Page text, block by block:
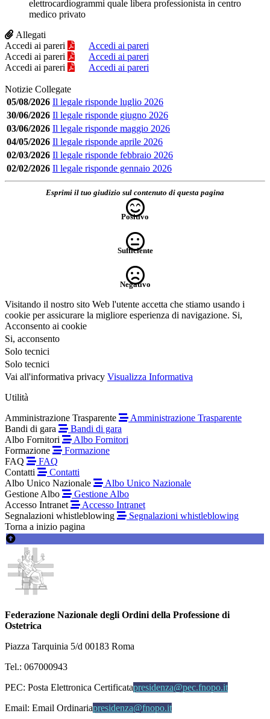
elettrocardiogrammi quale libera professionista in centro
medico privato
Allegati
Accedi ai pareri
Accedi ai pareri
Accedi ai pareri
Accedi ai pareri
Accedi ai pareri
Accedi ai pareri
Notizie Collegate
05/08/2026 Il legale risponde luglio 2026
30/06/2026 Il legale risponde giugno 2026
03/06/2026 Il legale risponde maggio 2026
04/05/2026 Il legale risponde aprile 2026
02/03/2026 Il legale risponde febbraio 2026
02/02/2026 Il legale risponde gennaio 2026
Esprimi il tuo giudizio sul contenuto di questa pagina
Positivo
Sufficiente
Negativo
Visitando il nostro sito Web l'utente accetta che stiamo usando i
cookie per assicurare la migliore esperienza di navigazione. Si,
Acconsento ai cookie
Si, acconsento
Solo tecnici
Solo tecnici
Vai all'informativa privacy Visualizza Informativa
Utilità
Amministrazione Trasparente
Amministrazione Trasparente
Bandi di gara
Bandi di gara
Albo Fornitori
Albo Fornitori
Formazione
Formazione
FAQ
FAQ
Contatti
Contatti
Albo Unico Nazionale
Albo Unico Nazionale
Gestione Albo
Gestione Albo
Accesso Intranet
Accesso Intranet
Segnalazioni whistleblowing
Segnalazioni whistleblowing
Torna a inizio pagina
Federazione Nazionale degli Ordini della Professione di
Ostetrica
Piazza Tarquinia 5/d 00183 Roma
Tel.: 067000943
PEC: Posta Elettronica Certificatapresidenza@pec.fnopo.it
Email: Email Ordinariapresidenza@fnopo.it